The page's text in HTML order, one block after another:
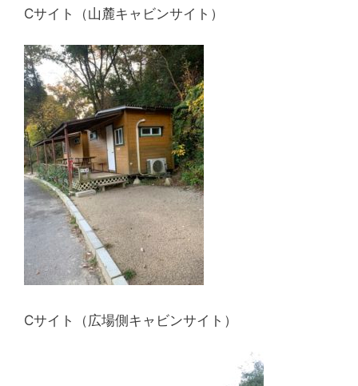
Cサイト（山麓キャビンサイト）
Cサイト（広場側キャビンサイト）